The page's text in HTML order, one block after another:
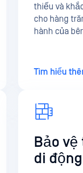
thiếu và
cho hàng
hành của
Tìm hiểu
Bảo
di động